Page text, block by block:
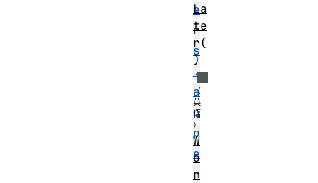
e
r
s
.
a
p
p
e
n
La
te
r(
)
W
o
r